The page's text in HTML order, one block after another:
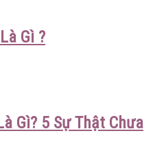
Gì ?
Gì? 5 Sự Thật Chưa